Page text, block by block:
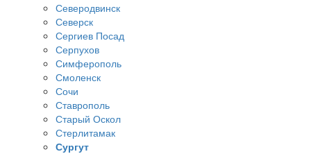
Северодвинск
Северск
Сергиев Посад
Серпухов
Симферополь
Смоленск
Сочи
Ставрополь
Старый Оскол
Стерлитамак
Сургут